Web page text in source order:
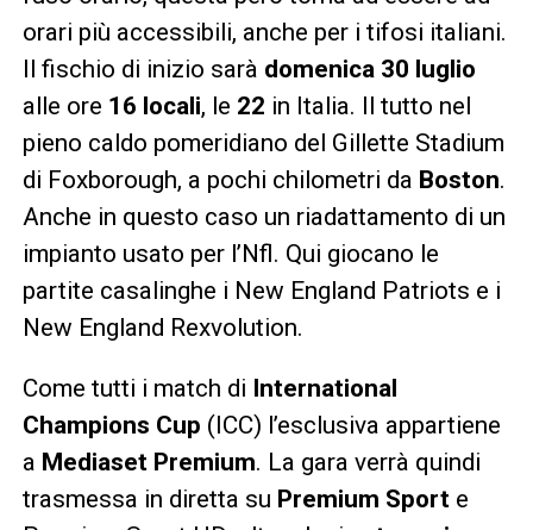
orari più accessibili, anche per i tifosi italiani.
Il fischio di inizio sarà domenica 30 luglio
alle ore 16 locali, le 22 in Italia. Il tutto nel
pieno caldo pomeridiano del Gillette Stadium
di Foxborough, a pochi chilometri da Boston.
Anche in questo caso un riadattamento di un
impianto usato per l’Nfl. Qui giocano le
partite casalinghe i New England Patriots e i
New England Rexvolution.
Come tutti i match di International
Champions Cup (ICC) l’esclusiva appartiene
a Mediaset Premium. La gara verrà quindi
trasmessa in diretta su Premium Sporte